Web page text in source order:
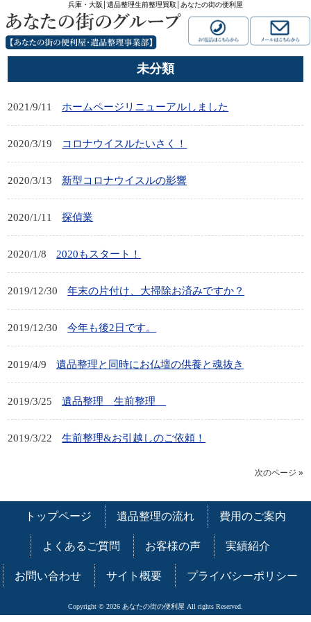
兵庫・大阪│遺品整理生前整理買取│あなたの街の便利屋
未分類
2021/9/11 ホームページリニューアルしました
2020/3/19 コロナウイスルたいさく！
2020/3/13 新型コロナウイスルの影響
2020/1/11 探偵業
2020/1/8 2020もスタート！
2019/12/30 年末の片付け、大掃除お済みですか？
2019/12/30 今年も後2日です。
2019/4/9 遺品整理と同時にお仏壇の供養と魂抜き
2019/3/25 遺品整理 生前整理
2019/3/22 生前整理&お引越しのご依頼！
次のページ »
トップページ 遺品整理の流れ 費用のご案内
よくあるご質問 お客様の声 実績紹介
お問い合わせ サイト概要 プライバシーポリシー
Copyright © 2026 あなたの街の便利屋 All rights Reserved.